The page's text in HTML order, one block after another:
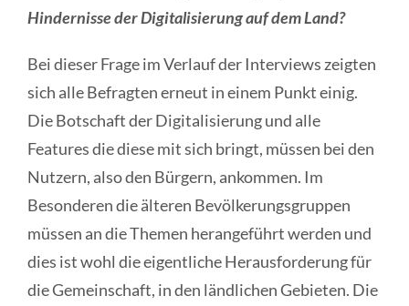
Hindernisse der Digitalisierung auf dem Land?
Bei dieser Frage im Verlauf der Interviews zeigten
sich alle Befragten erneut in einem Punkt einig.
Die Botschaft der Digitalisierung und alle
Features die diese mit sich bringt, müssen bei den
Nutzern, also den Bürgern, ankommen. Im
Besonderen die älteren Bevölkerungsgruppen
müssen an die Themen herangeführt werden und
dies ist wohl die eigentliche Herausforderung für
die Gemeinschaft, in den ländlichen Gebieten. Die